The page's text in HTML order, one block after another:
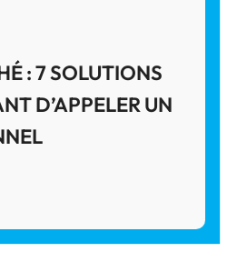
: 7 SOLUTIONS
D’APPELER UN